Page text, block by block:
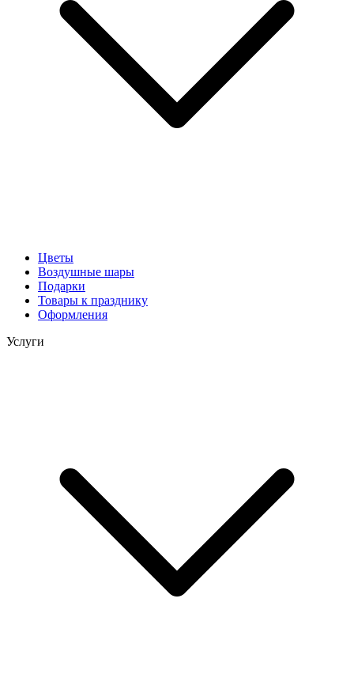
Цветы
Воздушные шары
Подарки
Товары к празднику
Оформления
Услуги